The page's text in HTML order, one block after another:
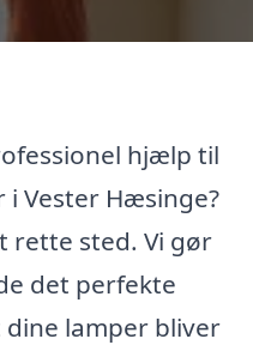
hjælp til
Vester Hæsinge?
rette sted. Vi gør
det perfekte
lamper bliver